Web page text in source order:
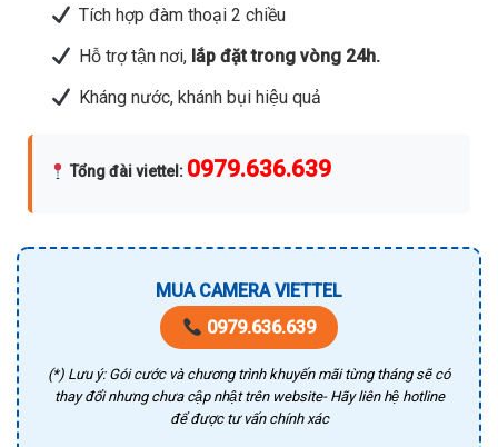
Tích hợp đàm thoại 2 chiều
Hỗ trợ tận nơi,lắp đặt trong vòng 24h.
Kháng nước, khánh bụi hiệu quả
Tổng đài viettel : 0979.636.639
MUA CAMERA VIETTEL
0979.636.639
(*) Lưu ý: Gói cước và chương trình khuyến mãi từng tháng sẽ có
thay đổi nhưng chưa cập nhật trên website- Hãy liên hệ hotline
để được tư vấn chính xác